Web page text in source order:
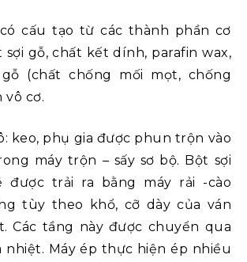
cấu tạo từ các thành phần cơ
sợi gỗ, chất kết dính, parafin wax,
(chất chống mối mọt, chống
vô cơ.
keo, phụ gia được phun trộn vào
máy trộn – sấy sơ bộ. Bột sợi
được trải ra bằng máy rải -cào
tùy theo khổ, cỡ dày của ván
Các tầng này được chuyển qua
nhiệt. Máy ép thực hiện ép nhiều